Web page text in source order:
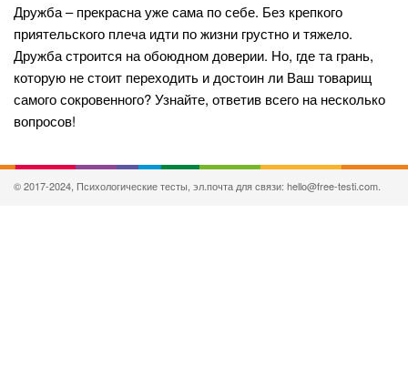
Дружба – прекрасна уже сама по себе. Без крепкого
приятельского плеча идти по жизни грустно и тяжело.
Дружба строится на обоюдном доверии. Но, где та грань,
которую не стоит переходить и достоин ли Ваш товарищ
самого сокровенного? Узнайте, ответив всего на несколько
вопросов!
© 2017-2024, Психологические тесты, эл.почта для связи: hello@free-testi.com.